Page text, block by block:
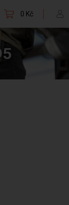
0 Kč